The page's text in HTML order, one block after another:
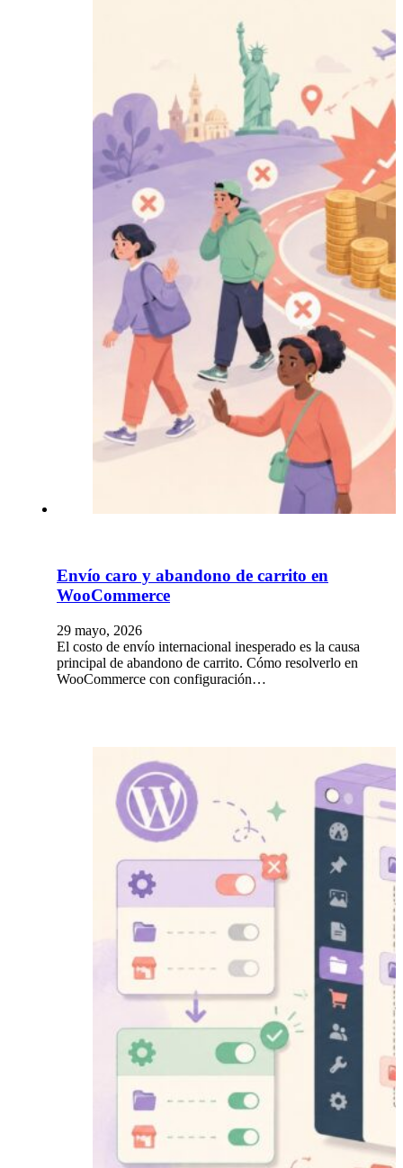
Envío caro y abandono de carrito en
WooCommerce
29 mayo, 2026
El costo de envío internacional inesperado es la causa
principal de abandono de carrito. Cómo resolverlo en
WooCommerce con configuración…